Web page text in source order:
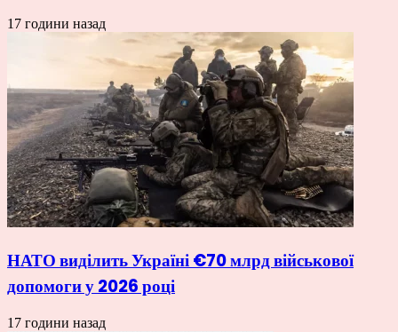
17 години назад
НАТО виділить Україні €70 млрд військової
допомоги у 2026 році
17 години назад